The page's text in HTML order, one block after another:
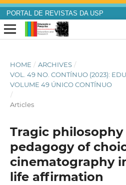
PORTAL DE REVISTAS DA USP
HOME / ARCHIVES /
VOL. 49 NO. CONTÍNUO (2023):
VOLUME 49 ÚNICO CONTÍNUO
/
Articles
Tragic philosophy
pedagogy of
cinematography
life affirmation